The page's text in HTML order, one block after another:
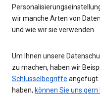
wir manche Arten von
und wie wir sie verwenden.
Um Ihnen unsere
zu machen, haben wir
Schlüsselbegriffe angefügt.
haben, können Sie uns